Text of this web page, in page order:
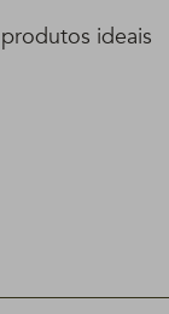
ideais